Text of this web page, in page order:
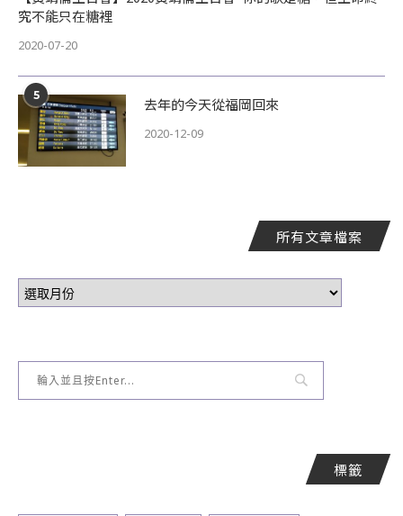
究不能只在糖裡
2020-07-20
5 去年的今天從福岡回來
2020-12-09
所有文章檔案
標籤